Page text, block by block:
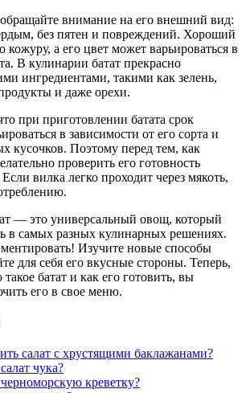
внимание на его внешний вид:
без пятен и повреждений. Хороший
кожуру, а его цвет может варьироваться в
В кулинарии батат прекрасно
ингредиентами, такими как зелень,
и даже орехи.
при приготовлении батата срок
в зависимости от его сорта и
кусочков. Поэтому перед тем, как
проверить его готовность
вилка легко проходит через мякоть,
— это универсальный овощ, который
в самых разных кулинарных решениях.
Изучите новые способы
для себя его вкусные стороны. Теперь,
такое батат и как его готовить, вы
его в свое меню.
салат с хрустящими баклажанами?
чука?
креветку?